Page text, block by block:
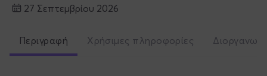
27 Σεπτεμβρίου 2026
Περιγραφή Χρήσιμες πληροφορίες